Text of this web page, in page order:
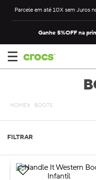
Parcele em até 10X sem Juros
Ganhe 5%OFF na
BOOTS
FILTRAR